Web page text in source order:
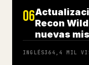
06Recon
nuevas
INGLÉS364,4 MIL